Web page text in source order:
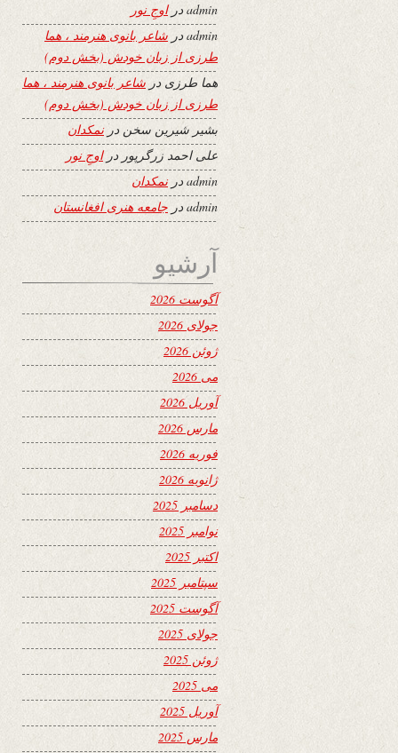
adminدراوجِ نور
adminدر شاعر بانوی هنرمند ، هما
طرزی از زبان خودش (بخش دوم)
هما طرزی در شاعر بانوی هنرمند ، هما
طرزی از زبان خودش (بخش دوم)
بشیر شیرین سخن درنمکدان
علی احمد زرگرپور دراوجِ نور
adminدرنمکدان
admin در جامعه هنری افغانستان
آرشیو
آگوست 2026
جولای 2026
ژوئن 2026
می 2026
آوریل 2026
مارس 2026
فوریه 2026
ژانویه 2026
دسامبر 2025
نوامبر 2025
اکتبر 2025
سپتامبر 2025
آگوست 2025
جولای 2025
ژوئن 2025
می 2025
آوریل 2025
مارس 2025